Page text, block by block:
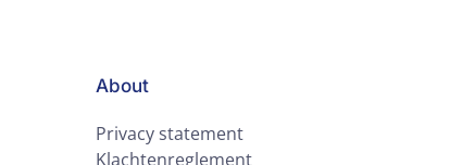
About
Privacy statement
Klachtenreglement